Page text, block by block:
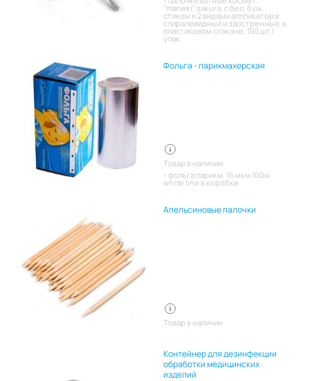
"maneki" sakura, с бел. бум.
стиком и 2 видами аппликатора:
спиралевидный и заостренный, в
пластиковом стакане, 150 шт./
упак
Фольга - парикмахерская
Товар в наличии:
фольга парикм. 16 мкм 100м.
white line в коробке
Апельсиновые палочки
Товар в наличии
Контейнер для дезинфекции
обработки медицинских
изделий